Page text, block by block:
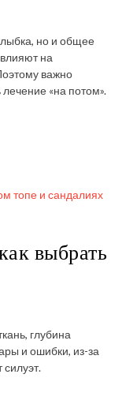
но и общее
на
важно
«на потом».
выбрать
глубина
и ошибки, из-за